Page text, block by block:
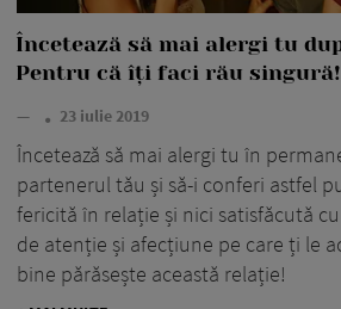
Încetează să mai alergi tu
Pentru că îți faci rău singură!
— 23 iulie 2019
Încetează să mai alergi tu în
partenerul tău și să-i conferi astfel
fericită în relație și nici satisfăcută
de atenție și afecțiune pe care ți le
bine părăsește această relație!